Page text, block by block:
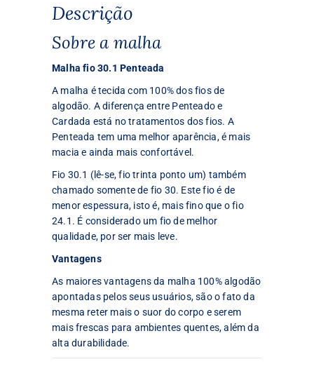
Descrição
Sobre a malha
Malha fio 30.1 Penteada
A malha é tecida com 100% dos fios de
algodão. A diferença entre Penteado e
Cardada está no tratamentos dos fios. A
Penteada tem uma melhor aparência, é mais
macia e ainda mais confortável.
Fio 30.1 (lê-se, fio trinta ponto um) também
chamado somente de fio 30. Este fio é de
menor espessura, isto é, mais fino que o fio
24.1. É considerado um fio de melhor
qualidade, por ser mais leve.
Vantagens
As maiores vantagens da malha 100% algodão
apontadas pelos seus usuários, são o fato da
mesma reter mais o suor do corpo e serem
mais frescas para ambientes quentes, além da
alta durabilidade.